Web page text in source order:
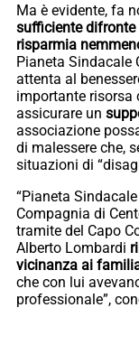
Ma è evidente, fa
sufficiente difronte
risparmia
Pianeta Sindacale
attenta al
importante risorsa
assicurare un
associazione
di malessere che,
situazioni di
“Pianeta
Compagnia di
tramite del Capo
Alberto Lombardi
vicinanza ai
che con lui
professionale”,